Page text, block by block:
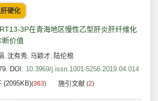
硬化
3P在青海地区慢性乙型肝炎肝纤维化
断价值
, 沈有秀, 马颖才, 陆伦根
DOI: 10.3969/j.issn.1001-5256.2019.04.014
(2095KB)(363) 施引文献 (2)